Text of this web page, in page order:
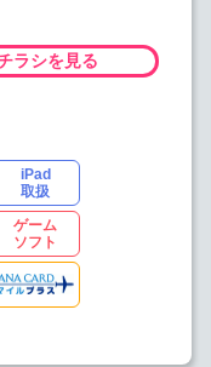
ラシを見る
iPad
取扱
ゲーム
ソフト